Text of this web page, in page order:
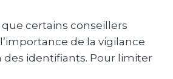
que certains conseillers
de la vigilance
des identifiants. Pour limiter